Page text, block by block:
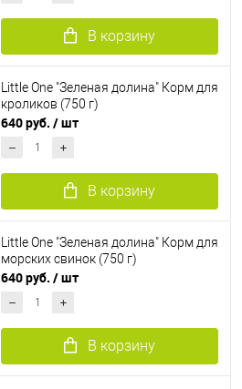
В корзину
Little One "Зеленая долина" Корм для
кроликов (750 г)
640 руб. / шт
В корзину
Little One "Зеленая долина" Корм для
морских свинок (750 г)
640 руб. / шт
В корзину